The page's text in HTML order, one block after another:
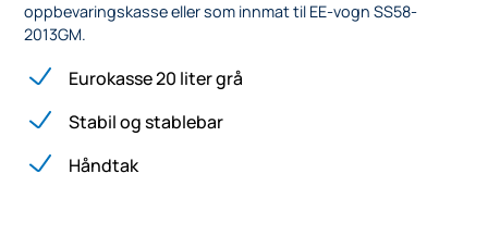
oppbevaringskasse eller som innmat til EE-vogn SS58-
2013GM.
Eurokasse 20 liter grå
Stabil og stablebar
Håndtak